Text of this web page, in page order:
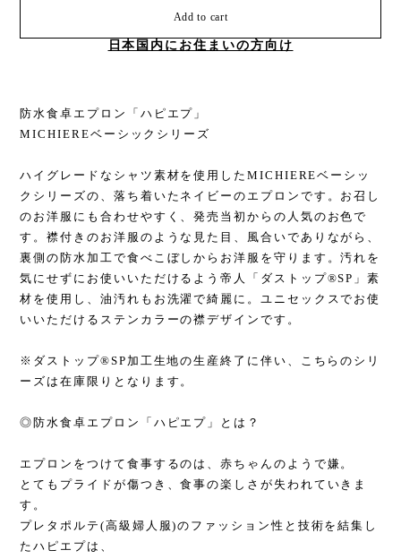
Add to cart
日本国内にお住まいの方向け
防水食卓エプロン「ハピエプ」
MICHIEREベーシックシリーズ
ハイグレードなシャツ素材を使用したMICHIEREベーシッ
クシリーズの、落ち着いたネイビーのエプロンです。お召し
のお洋服にも合わせやすく、発売当初からの人気のお色で
す。襟付きのお洋服のような見た目、風合いでありながら、
裏側の防水加工で食べこぼしからお洋服を守ります。汚れを
気にせずにお使いいただけるよう帝人「ダストップ®SP」素
材を使用し、油汚れもお洗濯で綺麗に。ユニセックスでお使
いいただけるステンカラーの襟デザインです。
※ダストップ®SP加工生地の生産終了に伴い、こちらのシリ
ーズは在庫限りとなります。
◎防水食卓エプロン「ハピエプ」とは？
エプロンをつけて食事するのは、赤ちゃんのようで嫌。
とてもプライドが傷つき、食事の楽しさが失われていきま
す。
プレタポルテ(高級婦人服)のファッション性と技術を結集し
たハピエプは、